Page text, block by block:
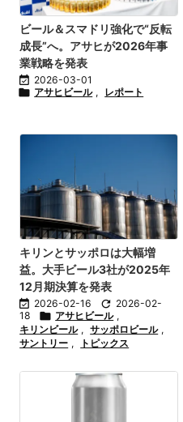
ビール＆スマドリ強化で“反転
成長”へ。アサヒが2026年事
業戦略を発表
 2026-03-01
 アサヒビール , レポート
キリンとサッポロは大幅増
益。大手ビール3社が2025年
12月期決算を発表
 2026-02-16  2026-02-
18
 アサヒビール ,
キリンビール , サッポロビール ,
サントリー , トピックス